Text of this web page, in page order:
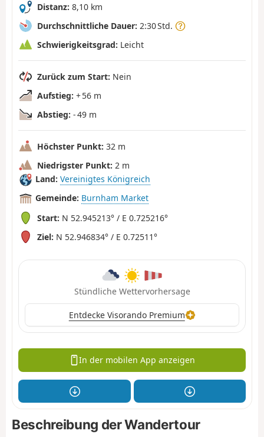
Distanz: 8,10 km
Durchschnittliche Dauer: 2:30 Std.
Schwierigkeitsgrad: Leicht
Zurück zum Start: Nein
Aufstieg: + 56 m
Abstieg: - 49 m
Höchster Punkt: 32 m
Niedrigster Punkt: 2 m
Land: Vereinigtes Königreich
Gemeinde: Burnham Market
Start: N 52.945213° / E 0.725216°
Ziel: N 52.946834° / E 0.72511°
Stündliche Wettervorhersage
Entdecke Visorando Premium
In der mobilen App anzeigen
Beschreibung der Wandertour